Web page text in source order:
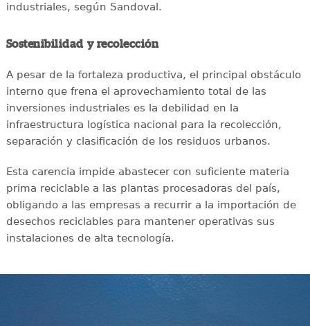
industriales, según Sandoval.
Sostenibilidad y recolección
A pesar de la fortaleza productiva, el principal obstáculo
interno que frena el aprovechamiento total de las
inversiones industriales es la debilidad en la
infraestructura logística nacional para la recolección,
separación y clasificación de los residuos urbanos.
Esta carencia impide abastecer con suficiente materia
prima reciclable a las plantas procesadoras del país,
obligando a las empresas a recurrir a la importación de
desechos reciclables para mantener operativas sus
instalaciones de alta tecnología.